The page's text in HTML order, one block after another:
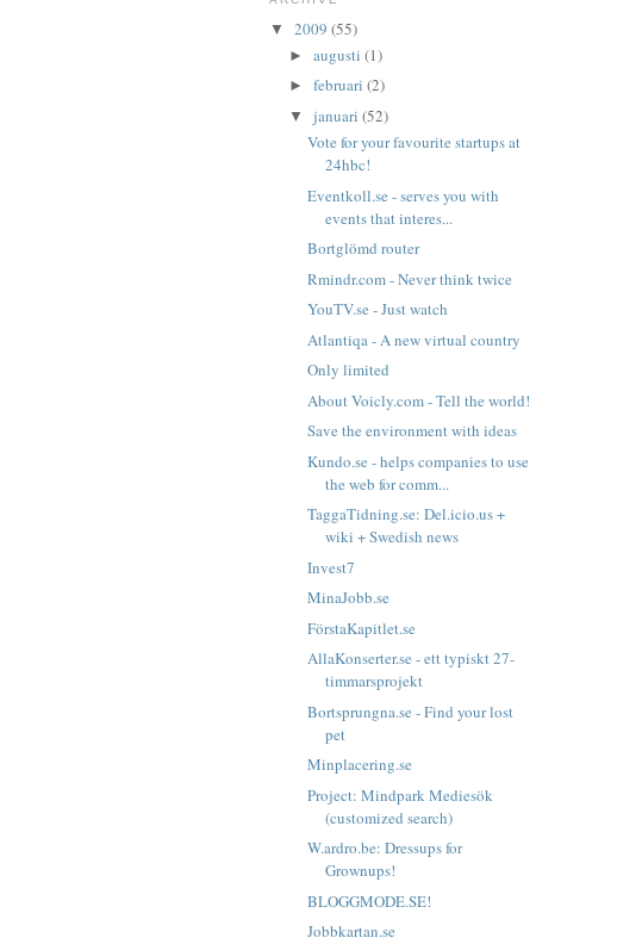
▼ 2009 (55)
► augusti (1)
► februari (2)
▼ januari (52)
Vote for your favourite startups at
24hbc!
Eventkoll.se - serves you with
events that interes...
Bortglömd router
Rmindr.com - Never think twice
YouTV.se - Just watch
Atlantiqa - A new virtual country
Only limited
About Voicly.com - Tell the world!
Save the environment with ideas
Kundo.se - helps companies to use
the web for comm...
TaggaTidning.se: Del.icio.us +
wiki + Swedish news
Invest7
MinaJobb.se
FörstaKapitlet.se
AllaKonserter.se - ett typiskt 27-
timmarsprojekt
Bortsprungna.se - Find your lost
pet
Minplacering.se
Project: Mindpark Mediesök
(customized search)
W.ardro.be: Dressups for
Grownups!
BLOGGMODE.SE!
Jobbkartan.se